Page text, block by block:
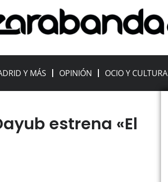
Y MÁS OPINIÓN OCIO Y CULTURA
estrena «El